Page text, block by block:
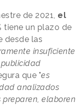
de 2021, el
tiene un plazo de
desde las
insuficiente
que "es
analizados
elaboren